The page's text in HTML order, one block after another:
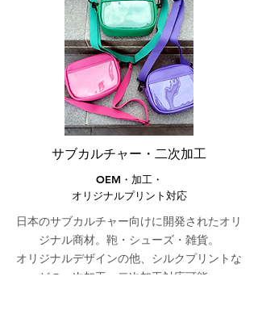
サブカルチャー・二次加工
OEM・加工・
オリジナルプリント対応
日本のサブカルチャー向けに開発されたオリ
ジナル商材。鞄・シューズ・​雑貨。
オリジナルデザインの他、シルクプリントな
どの一次加工、二次加工対応可能。